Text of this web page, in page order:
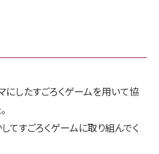
にしたすごろくゲームを用いて協
てすごろくゲームに取り組んでく